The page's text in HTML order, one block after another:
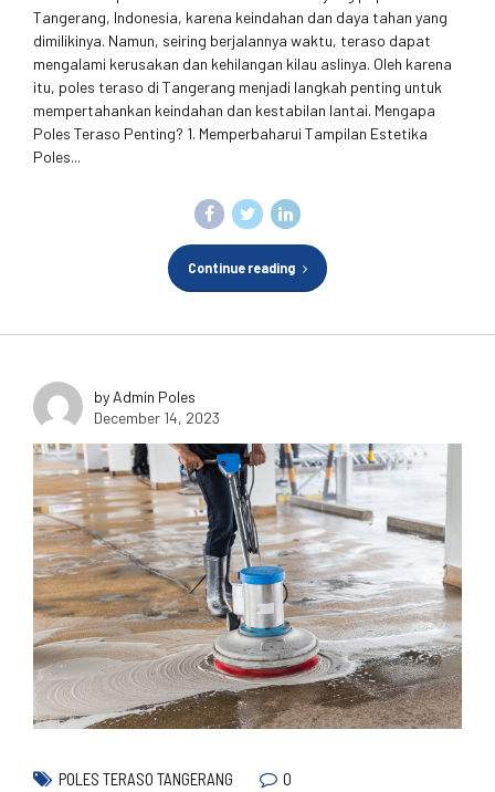
Tangerang, Indonesia, karena keindahan dan daya tahan yang
dimilikinya. Namun, seiring berjalannya waktu, teraso dapat
mengalami kerusakan dan kehilangan kilau aslinya. Oleh karena
itu, poles teraso di Tangerang menjadi langkah penting untuk
mempertahankan keindahan dan kestabilan lantai. Mengapa
Poles Teraso Penting? 1. Memperbaharui Tampilan Estetika
Poles...
Continue reading
by Admin Poles
December 14, 2023
POLES TERASO TANGERANG 0